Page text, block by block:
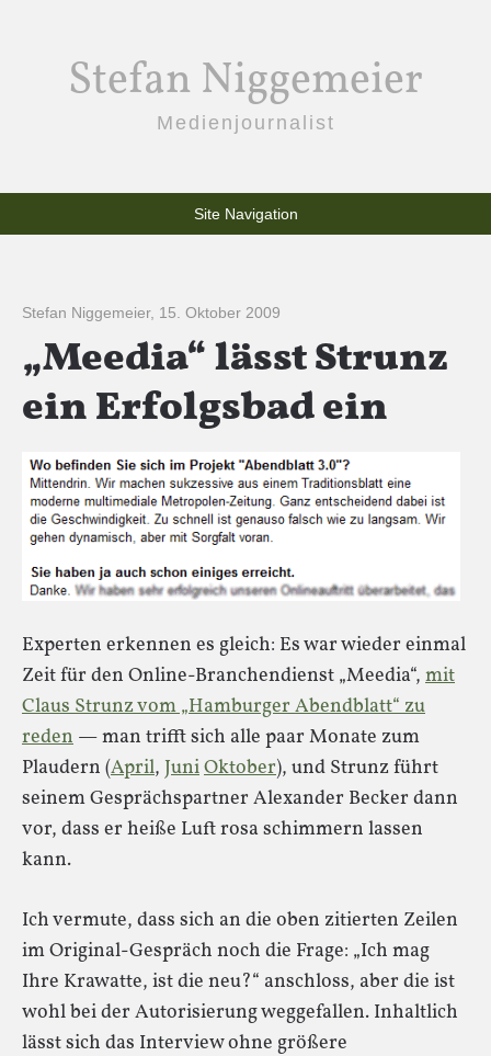
Stefan Niggemeier
Medienjournalist
Site Navigation
Stefan Niggemeier, 15. Oktober 2009
„Meedia“ lässt Strunz
ein Erfolgsbad ein
Experten erkennen es gleich: Es war wieder einmal
Zeit für den Online-Branchendienst „Meedia“, mit
Claus Strunz vom „Hamburger Abendblatt“ zu
reden — man trifft sich alle paar Monate zum
Plaudern (April, JuniOktober), und Strunz führt
seinem Gesprächspartner Alexander Becker dann
vor, dass er heiße Luft rosa schimmern lassen
kann.
Ich vermute, dass sich an die oben zitierten Zeilen
im Original-Gespräch noch die Frage: „Ich mag
Ihre Krawatte, ist die neu?“ anschloss, aber die ist
wohl bei der Autorisierung weggefallen. Inhaltlich
lässt sich das Interview ohne größere